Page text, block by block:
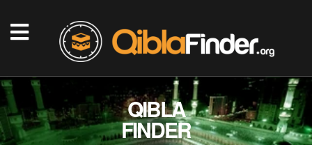
QIBLA
FINDER